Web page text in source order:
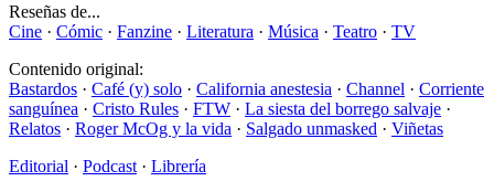
Reseñas de...
Cine · Cómic · Fanzine · Literatura · Música · Teatro · TV
Contenido original:
Bastardos · Café (y) solo · California anestesia · Channel · Corriente
sanguínea · Cristo Rules · FTW · La siesta del borrego salvaje ·
Relatos · Roger McOg y la vida · Salgado unmasked · Viñetas
Editorial · Podcast · Librería